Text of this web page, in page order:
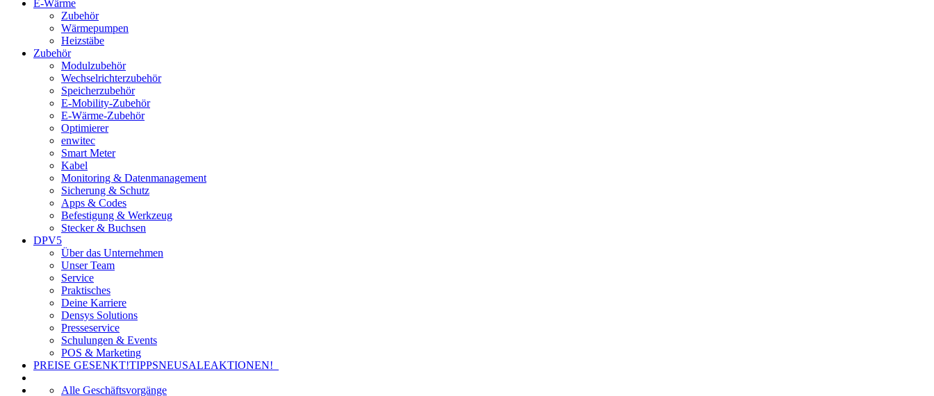
E-Wärme
Zubehör
Wärmepumpen
Heizstäbe
Zubehör
Modulzubehör
Wechselrichterzubehör
Speicherzubehör
E-Mobility-Zubehör
E-Wärme-Zubehör
Optimierer
enwitec
Smart Meter
Kabel
Monitoring & Datenmanagement
Sicherung & Schutz
Apps & Codes
Befestigung & Werkzeug
Stecker & Buchsen
DPV5
Über das Unternehmen
Unser Team
Service
Praktisches
Deine Karriere
Densys Solutions
Presseservice
Schulungen & Events
POS & Marketing
PREISE GESENKT!TIPPSNEUSALEAKTIONEN!
Alle Geschäftsvorgänge